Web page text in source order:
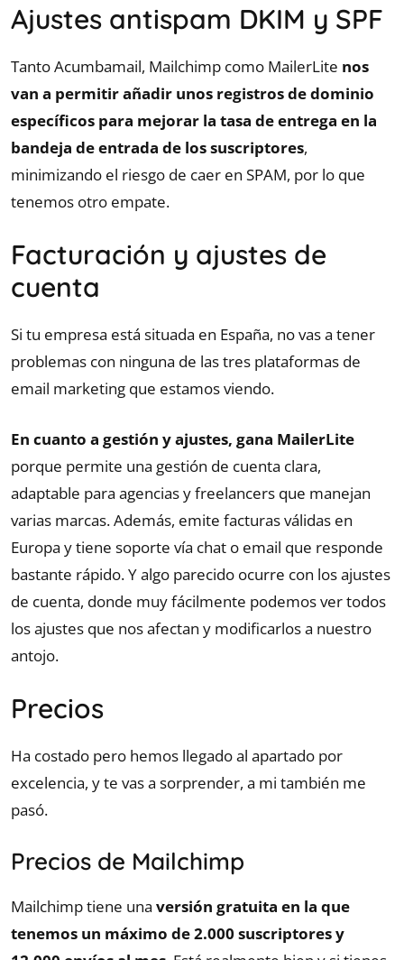
Ajustes antispam DKIM y SPF
Tanto Acumbamail, Mailchimp como MailerLite nos
van a permitir añadir unos registros de dominio
específicos para mejorar la tasa de entrega en la
bandeja de entrada de los suscriptores,
minimizando el riesgo de caer en SPAM, por lo que
tenemos otro empate.
Facturación y ajustes de
cuenta
Si tu empresa está situada en España, no vas a tener
problemas con ninguna de las tres plataformas de
email marketing que estamos viendo.
En cuanto a gestión y ajustes, gana MailerLite
porque permite una gestión de cuenta clara,
adaptable para agencias y freelancers que manejan
varias marcas. Además, emite facturas válidas en
Europa y tiene soporte vía chat o email que responde
bastante rápido. Y algo parecido ocurre con los ajustes
de cuenta, donde muy fácilmente podemos ver todos
los ajustes que nos afectan y modificarlos a nuestro
antojo.
Precios
Ha costado pero hemos llegado al apartado por
excelencia, y te vas a sorprender, a mi también me
pasó.
Precios de Mailchimp
Mailchimp tiene una versión gratuita en la que
tenemos un máximo de 2.000 suscriptores y